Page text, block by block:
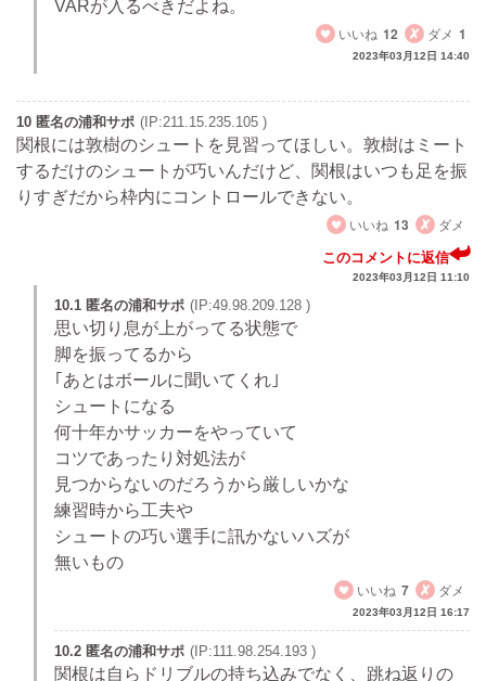
VARが入るべきだよね。
いいね 12 ダメ 1
2023年03月12日 14:40
10 匿名の浦和サポ (IP:211.15.235.105 )
関根には敦樹のシュートを見習ってほしい。敦樹はミート
するだけのシュートが巧いんだけど、関根はいつも足を振
りすぎだから枠内にコントロールできない。
いいね 13 ダメ
このコメントに返信
2023年03月12日 11:10
10.1 匿名の浦和サポ (IP:49.98.209.128 )
思い切り息が上がってる状態で
脚を振ってるから
｢あとはボールに聞いてくれ｣
シュートになる
何十年かサッカーをやっていて
コツであったり対処法が
見つからないのだろうから厳しいかな
練習時から工夫や
シュートの巧い選手に訊かないハズが
無いもの
いいね 7 ダメ
2023年03月12日 16:17
10.2 匿名の浦和サポ (IP:111.98.254.193 )
関根は自らドリブルの持ち込みでなく、跳ね返りの